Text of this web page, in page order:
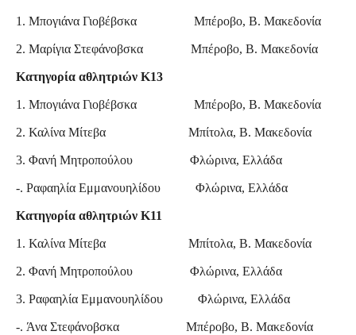
1. Μπογιάνα Γιοβέβσκα Μπέροβο, Β. Μακεδονία
2. Μαρίγια Στεφάνοβσκα Μπέροβο, Β. Μακεδονία
Κατηγορία αθλητριών Κ13
1. Μπογιάνα Γιοβέβσκα Μπέροβο, Β. Μακεδονία
2. Καλίνα Μίτεβα Μπίτολα, Β. Μακεδονία
3. Φανή Μητροπούλου Φλώρινα, Ελλάδα
-. Ραφαηλία Εμμανουηλίδου Φλώρινα, Ελλάδα
Κατηγορία αθλητριών Κ11
1. Καλίνα Μίτεβα Μπίτολα, Β. Μακεδονία
2. Φανή Μητροπούλου Φλώρινα, Ελλάδα
3. Ραφαηλία Εμμανουηλίδου Φλώρινα, Ελλάδα
-. Άνα Στεφάνοβσκα Μπέροβο, Β. Μακεδονία